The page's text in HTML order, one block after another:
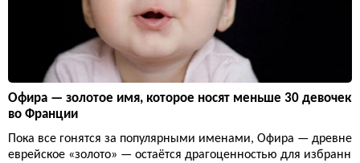
Офира — золотое имя, которое носят меньше 30 девочек
во Франции
Пока все гонятся за популярными именами, Офира — древне
еврейское «золото» — остаётся драгоценностью для избранн